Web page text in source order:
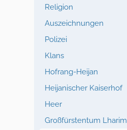
Religion
Auszeichnungen
Polizei
Klans
Hofrang-Heijan
Heijanischer Kaiserhof
Heer
Großfürstentum Lharim